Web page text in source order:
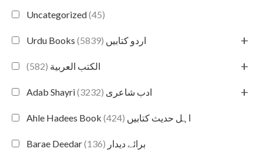
Uncategorized(45)
Urdu Books اردو کتابیں (5839) +
الكتب العربية (582) +
Adab Shayri ادب شاعری (3232) +
Ahle Hadees Book اہل حدیث کتابیں (424)
Barae Deedar برائے دیدار (136)